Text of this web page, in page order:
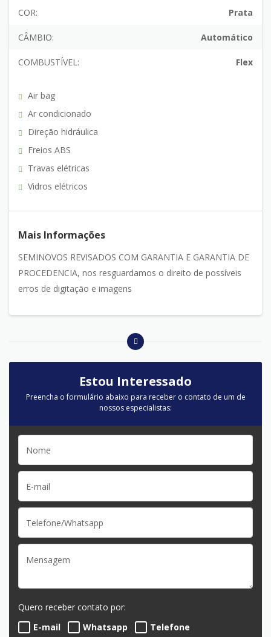
COR: Prata
CÂMBIO: Automático
COMBUSTÍVEL: Flex
Air bag
Ar condicionado
Direção hidráulica
Freios ABS
Travas elétricas
Vidros elétricos
Mais Informações
SEMINOVOS REVISADOS COM GARANTIA E GARANTIA DE
PROCEDENCIA, nos resguardamos o direito de possíveis
erros de digitação e imagens
Estou Interessado
Preencha o formulário abaixo para receber o contato de um de
nossos especialistas:
Quero receber contato por:
E-mail
Whatsapp Telefone